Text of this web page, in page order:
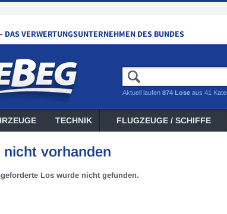
Aktuell laufen 874 Lose aus 41
TECHNIK FLUGZEUGE / SCHIFFE
nicht vorhanden
Los wurde nicht gefunden.